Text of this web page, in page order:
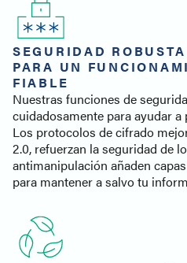
SEGURIDAD
PARA UN
FIABLE
Nuestras funciones de
cuidadosamente para ayudar
Los protocolos de cifrado
2.0, refuerzan la seguridad de
antimanipulación añaden
para mantener a salvo tu